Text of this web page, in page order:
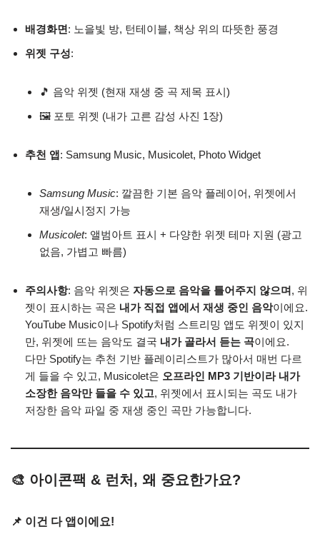
배경화면: 노을빛 방, 턴테이블, 책상 위의 따뜻한 풍경
위젯 구성:
🎵 음악 위젯 (현재 재생 중 곡 제목 표시)
🖼 포토 위젯 (내가 고른 감성 사진 1장)
추천 앱: Samsung Music, Musicolet, Photo Widget
Samsung Music: 깔끔한 기본 음악 플레이어, 위젯에서
재생/일시정지 가능
Musicolet: 앨범아트 표시 + 다양한 위젯 테마 지원 (광고
없음, 가볍고 빠름)
주의사항: 음악 위젯은 자동으로 음악을 틀어주지 않으며, 위
젯이 표시하는 곡은 내가 직접 앱에서 재생 중인 음악이에요.
YouTube Music이나 Spotify처럼 스트리밍 앱도 위젯이 있지
만, 위젯에 뜨는 음악도 결국 내가 골라서 듣는 곡이에요.
다만 Spotify는 추천 기반 플레이리스트가 많아서 매번 다르
게 들을 수 있고, Musicolet은 오프라인 MP3 기반이라 내가
소장한 음악만 들을 수 있고, 위젯에서 표시되는 곡도 내가
저장한 음악 파일 중 재생 중인 곡만 가능합니다.
🎨 아이콘팩 & 런처, 왜 중요한가요?
📌 이건 다 앱이에요!